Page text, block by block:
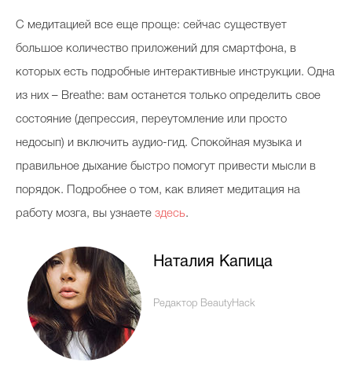
С медитацией все еще проще: сейчас существует
большое количество приложений для смартфона, в
которых есть подробные интерактивные инструкции. Одна
из них – Breathe: вам останется только определить свое
состояние (депрессия, переутомление или просто
недосып) и включить аудио-гид. Спокойная музыка и
правильное дыхание быстро помогут привести мысли в
порядок. Подробнее о том, как влияет медитация на
работу мозга, вы узнаете здесь.
Наталия Капица
Редактор BeautyHack